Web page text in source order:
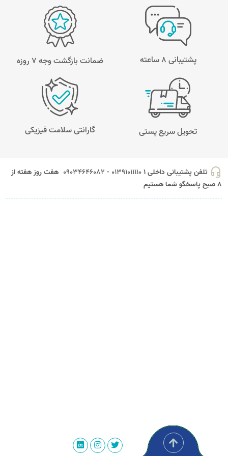
پشتیبانی 8 ساعته ضمانت بازگشت وجه ۷ روزه
تحویل سریع پستی گارانتی سلامت فیزیکی
headset_mic تلفن پشتیبانی داخلی 1 01391011110 - 09034646082
هفت روز هفته از
8 صبح پاسخگو شما هستیم